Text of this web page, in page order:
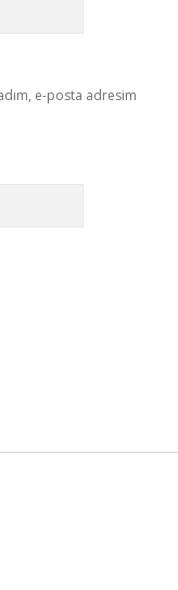
e-posta adresim